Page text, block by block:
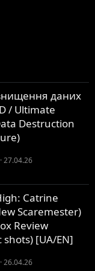
даних
/ Ultimate
Destruction
27.04.26
Catrine
Scaremester)
Review
shots) [UA/EN]
26.04.26